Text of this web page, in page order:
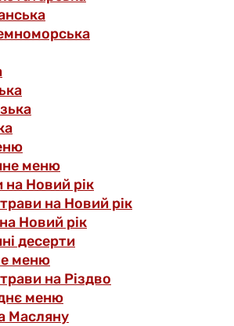
меню
на Новий рік
на Новий рік
Новий рік
десерти
меню
на Різдво
меню
Масляну